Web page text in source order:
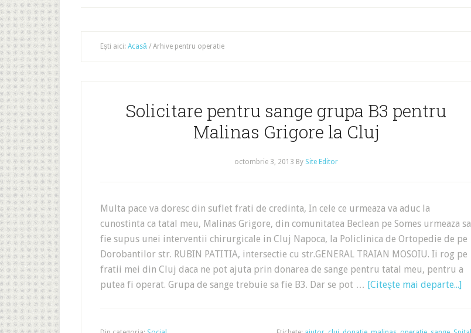
Ești aici: Acasă / Arhive pentru operatie
Solicitare pentru sange grupa B3 pentru
Malinas Grigore la Cluj
octombrie 3, 2013 By Site Editor
Multa pace va doresc din suflet frati de credinta, In cele ce urmeaza va aduc la
cunostinta ca tatal meu, Malinas Grigore, din comunitatea Beclean pe Somes urmeaza sa
fie supus unei interventii chirurgicale in Cluj Napoca, la Policlinica de Ortopedie de pe
Dorobantilor str. RUBIN PATITIA, intersectie cu str.GENERAL TRAIAN MOSOIU. Ii rog pe
fratii mei din Cluj daca ne pot ajuta prin donarea de sange pentru tatal meu, pentru a
putea fi operat. Grupa de sange trebuie sa fie B3. Dar se pot … [Citeşte mai departe...]